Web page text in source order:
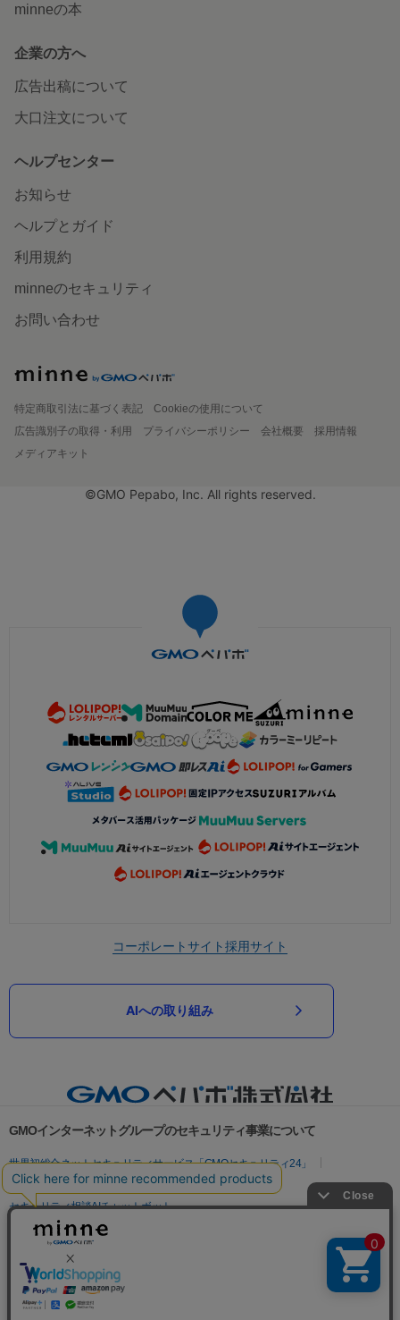
minneの本
企業の方へ
広告出稿について
大口注文について
ヘルプセンター
お知らせ
ヘルプとガイド
利用規約
minneのセキュリティ
お問い合わせ
特定商取引法に基づく表記
Cookieの使用について
広告識別子の取得・利用
プライバシーポリシー 会社概要
採用情報
メディアキット
©GMO Pepabo, Inc. All rights reserved.
コーポレートサイト採用サイト
AIへの取り組み
GMOインターネットグループのセキュリティ事業について
世界初総合ネットセキュリティサービス「GMOセキュリティ24」
パスワード漏洩診断
Webサイトリスク診断
セキュリティ相談AIチャットボット
実在証明・盗聴対策
サイバー攻撃対策（GMO Flatt Security）
セキュリティ事業の軌跡